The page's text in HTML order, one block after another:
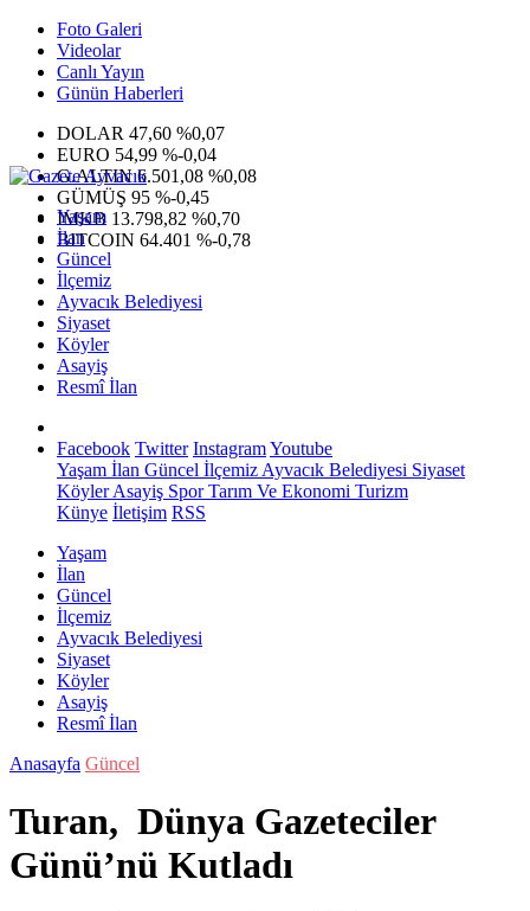
Foto Galeri
Videolar
Canlı Yayın
Günün Haberleri
DOLAR 47,60 %0,07
EURO 54,99 %-0,04
G.ALTIN6.501,08 %0,08
GÜMÜŞ 95 %-0,45
IMKB 13.798,82 %0,70
BITCOIN 64.401 %-0,78
Yaşam
İlan
Güncel
İlçemiz
Ayvacık Belediyesi
Siyaset
Köyler
Asayiş
Resmî İlan
Facebook Twitter InstagramYoutube
Yaşam İlan Güncel İlçemiz Ayvacık Belediyesi Siyaset
KöylerAsayiş SporTarım Ve Ekonomi Turizm
Künye İletişim RSS
Yaşam
İlan
Güncel
İlçemiz
Ayvacık Belediyesi
Siyaset
Köyler
Asayiş
Resmî İlan
Anasayfa Güncel
Turan, Dünya Gazeteciler
Günü’nü Kutladı